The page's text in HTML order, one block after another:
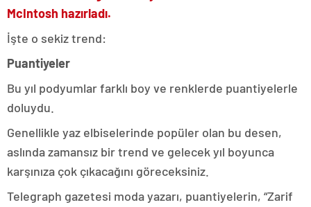
McIntosh hazırladı.
İşte o sekiz trend:
Puantiyeler
Bu yıl podyumlar farklı boy ve renklerde puantiyelerle
doluydu.
Genellikle yaz elbiselerinde popüler olan bu desen,
aslında zamansız bir trend ve gelecek yıl boyunca
karşınıza çok çıkacağını göreceksiniz.
Telegraph gazetesi moda yazarı, puantiyelerin, “Zarif